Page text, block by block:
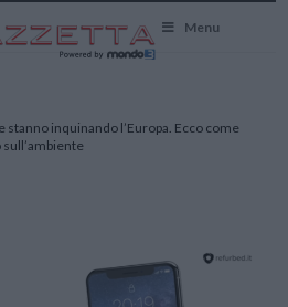
Menu
stanno inquinando l’Europa. Ecco come